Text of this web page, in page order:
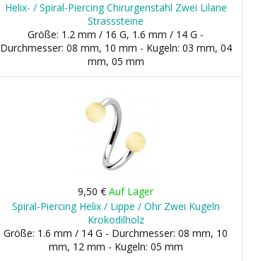
Helix- / Spiral-Piercing Chirurgenstahl Zwei Lilane
Strasssteine
Größe: 1.2 mm / 16 G, 1.6 mm / 14 G -
Durchmesser: 08 mm, 10 mm - Kugeln: 03 mm, 04
mm, 05 mm
9,50 €Auf Lager
Spiral-Piercing Helix / Lippe / Ohr Zwei Kugeln
Krokodilholz
Größe: 1.6 mm / 14 G - Durchmesser: 08 mm, 10
mm, 12 mm - Kugeln: 05 mm